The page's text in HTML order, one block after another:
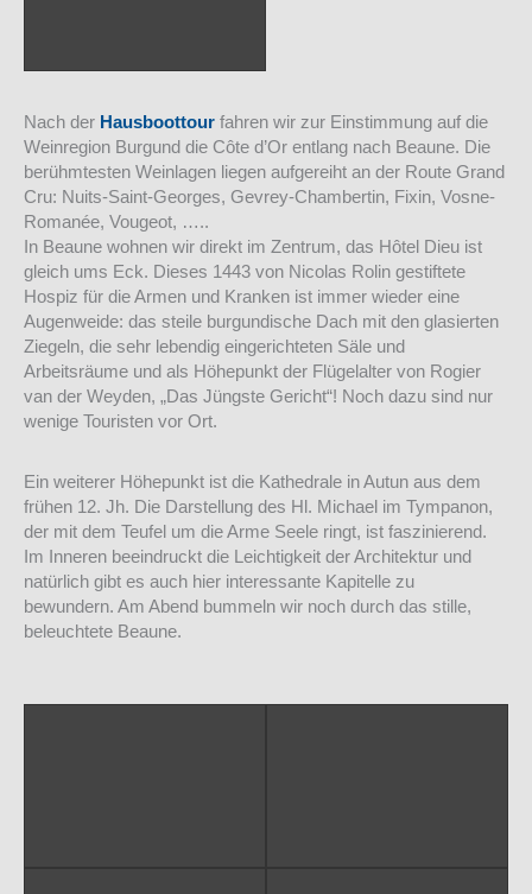
Nach der Hausboottour fahren wir zur Einstimmung auf die
Weinregion Burgund die Côte d’Or entlang nach Beaune. Die
berühmtesten Weinlagen liegen aufgereiht an der Route Grand
Cru: Nuits-Saint-Georges, Gevrey-Chambertin, Fixin, Vosne-
Romanée, Vougeot, …..
In Beaune wohnen wir direkt im Zentrum, das Hôtel Dieu ist
gleich ums Eck. Dieses 1443 von Nicolas Rolin gestiftete
Hospiz für die Armen und Kranken ist immer wieder eine
Augenweide: das steile burgundische Dach mit den glasierten
Ziegeln, die sehr lebendig eingerichteten Säle und
Arbeitsräume und als Höhepunkt der Flügelalter von Rogier
van der Weyden, „Das Jüngste Gericht“! Noch dazu sind nur
wenige Touristen vor Ort.
Ein weiterer Höhepunkt ist die Kathedrale in Autun aus dem
frühen 12. Jh. Die Darstellung des Hl. Michael im Tympanon,
der mit dem Teufel um die Arme Seele ringt, ist faszinierend.
Im Inneren beeindruckt die Leichtigkeit der Architektur und
natürlich gibt es auch hier interessante Kapitelle zu
bewundern. Am Abend bummeln wir noch durch das stille,
beleuchtete Beaune.